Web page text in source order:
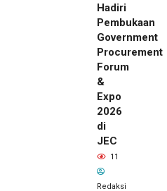
Hadiri
Pembukaan
Government
Procurement
Forum
&
Expo
2026
di
JEC
11
Redaksi